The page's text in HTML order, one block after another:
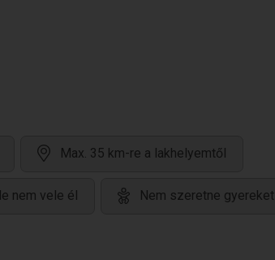
Max. 35 km-re a lakhelyemtől
nem vele él Nem szeretne gyereket